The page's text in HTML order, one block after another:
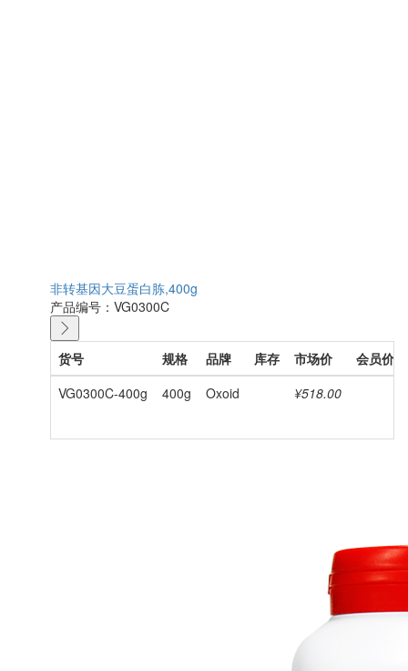
非转基因大豆蛋白胨,400g
产品编号：VG0300C
货号 规格 品牌 库存 市场价
会员价
VG0300C-400g
400g Oxoid ¥518.00